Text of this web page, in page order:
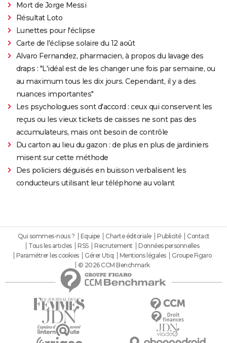
Mort de Jorge Messi
Résultat Loto
Lunettes pour l'éclipse
Carte de l'éclipse solaire du 12 août
Alvaro Fernandez, pharmacien, à propos du lavage des
draps : "L'idéal est de les changer une fois par semaine, ou
au maximum tous les dix jours. Cependant, il y a des
nuances importantes"
Les psychologues sont d'accord : ceux qui conservent les
reçus ou les vieux tickets de caisses ne sont pas des
accumulateurs, mais ont besoin de contrôle
Du carton au lieu du gazon : de plus en plus de jardiniers
misent sur cette méthode
Des policiers déguisés en buisson verbalisent les
conducteurs utilisant leur téléphone au volant
Qui sommes-nous ? Equipe Charte éditoriale Publicité
Contact
Tous les articles
RSS Recrutement
Données personnelles
Paramétrer les cookies
Gérer Utiq Mentions légales
Groupe Figaro
© 2026 CCM Benchmark